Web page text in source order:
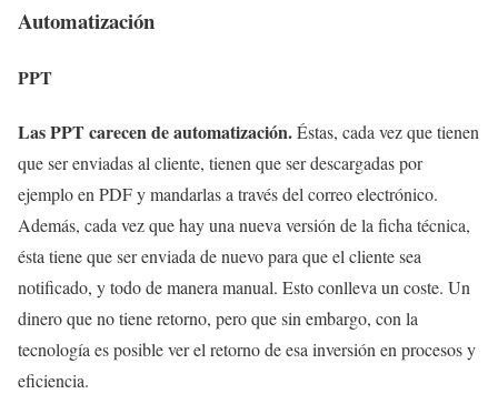
Automatización
PPT
Las PPT carecen de automatización.Éstas, cada vez que tienen
que ser enviadas al cliente, tienen que ser descargadas por
ejemplo en PDF y mandarlas a través del correo electrónico.
Además, cada vez que hay una nueva versión de la ficha técnica,
ésta tiene que ser enviada de nuevo para que el cliente sea
notificado, y todo de manera manual. Esto conlleva un coste. Un
dinero que no tiene retorno, pero que sin embargo, con la
tecnología es posible ver el retorno de esa inversión en procesos y
eficiencia.